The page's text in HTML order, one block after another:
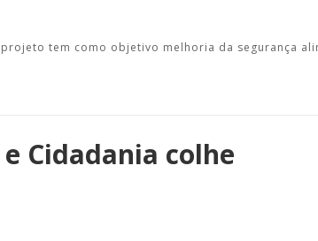
tem como objetivo melhoria da segurança
Cidadania colhe